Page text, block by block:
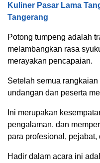
Kuliner Pasar Lama
Tangerang
Potong tumpeng adalah
melambangkan rasa
merayakan pencapaian.
Setelah semua
undangan dan peserta
Ini merupakan
pengalaman, dan
para profesional,
Hadir dalam acara ini